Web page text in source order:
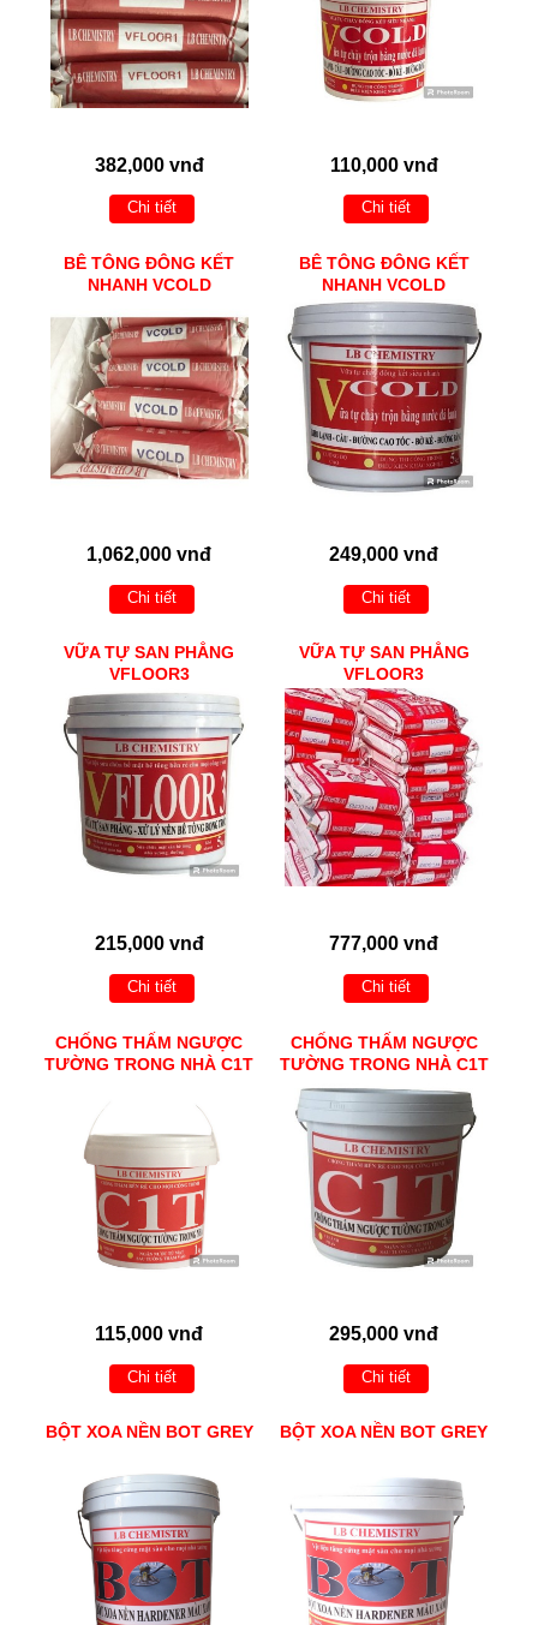
382,000 vnđ
Chi tiết
110,000 vnđ
Chi tiết
BÊ TÔNG ĐÔNG KẾT
NHANH VCOLD
1,062,000 vnđ
Chi tiết
BÊ TÔNG ĐÔNG KẾT
NHANH VCOLD
249,000 vnđ
Chi tiết
VỮA TỰ SAN PHẲNG
VFLOOR3
215,000 vnđ
Chi tiết
VỮA TỰ SAN PHẲNG
VFLOOR3
777,000 vnđ
Chi tiết
CHỐNG THẤM NGƯỢC
TƯỜNG TRONG NHÀ C1T
115,000 vnđ
Chi tiết
CHỐNG THẤM NGƯỢC
TƯỜNG TRONG NHÀ C1T
295,000 vnđ
Chi tiết
BỘT XOA NỀN BOT GREY BỘT XOA NỀN BOT GREY